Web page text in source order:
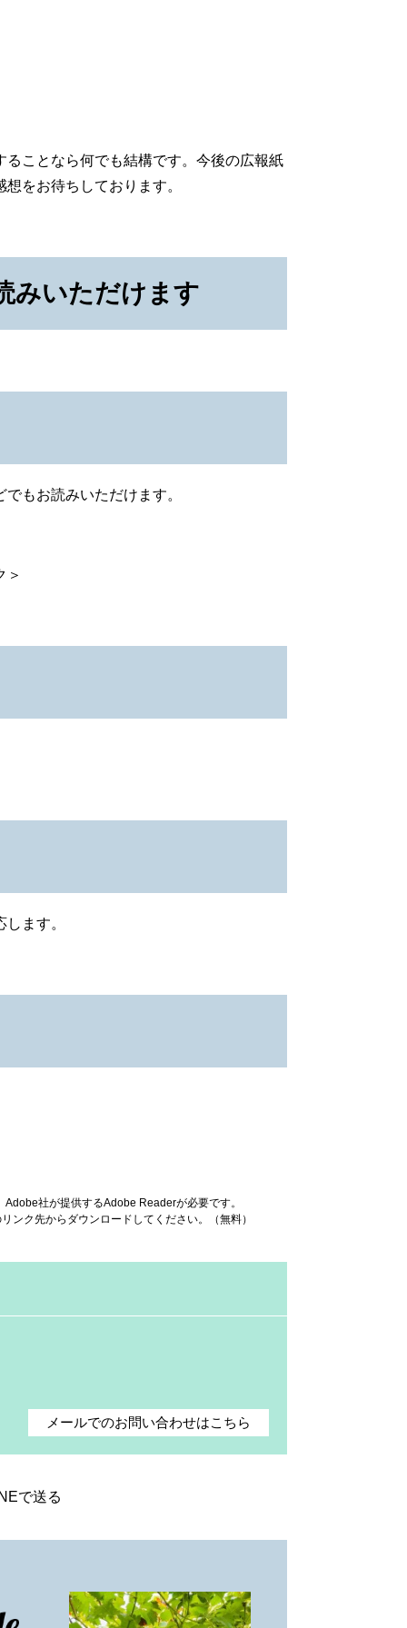
ことなら何でも結構です。今後の広報紙
をお待ちしております。
みいただけます
もお読みいただけます。
＞
ます。
社が提供するAdobe Readerが必要です。
ンク先からダウンロードしてください。（無料）
メールでのお問い合わせはこちら
で送る